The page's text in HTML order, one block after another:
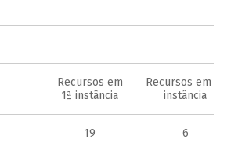
Recursos em
1ª instância
Recursos em 2ª
instância
19 6